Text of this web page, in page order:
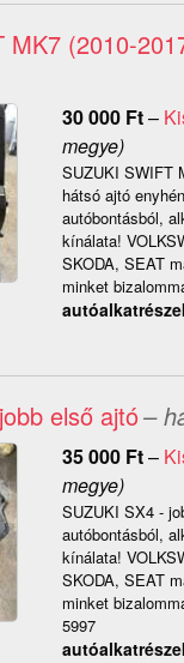
MK7 (2010-
30 000 Ft–
megye)
SUZUKI SWIFT
hátsó ajtó
autóbontásból,
kínálata!
SKODA, SEAT
minket
első ajtó–
35 000 Ft–
megye)
SUZUKI SX4 -
autóbontásból,
kínálata!
SKODA, SEAT
minket
5997